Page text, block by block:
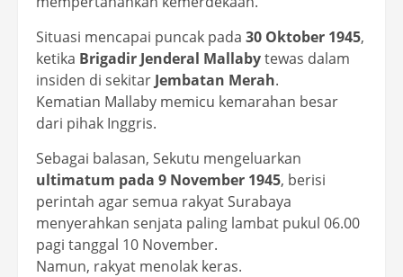
Situasi mencapai puncak pada 30 Oktober 1945,
ketika Brigadir Jenderal Mallabytewas dalam
insiden di sekitar Jembatan Merah.
Kematian Mallaby memicu kemarahan besar
dari pihak Inggris.
Sebagai balasan, Sekutu mengeluarkan
ultimatum pada 9 November 1945, berisi
perintah agar semua rakyat Surabaya
menyerahkan senjata paling lambat pukul 06.00
pagi tanggal 10 November.
Namun, rakyat menolak keras.